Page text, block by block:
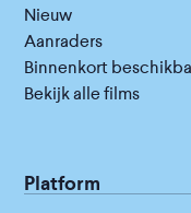
Nieuw
Aanraders
Binnenkort
Bekijk alle films
Platform